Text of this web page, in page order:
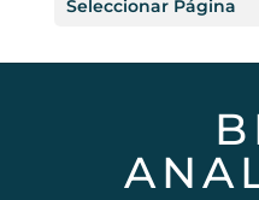
Seleccionar Página